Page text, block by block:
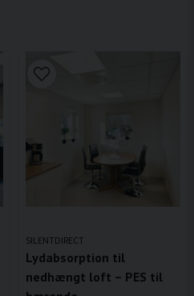
SILENTDIRECT
Lydabsorption til
nedhængt loft – PES til